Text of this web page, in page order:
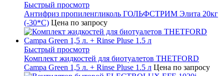
Быстрый просмотр
Антифриз пропиленгликоль ГОЛЬФСТРИМ Элита 20кг
(-30*С) Цена по запросу
Быстрый просмотр
Комплект жидкостей для биотуалетов THETFORD
Campa Green 1,5 л. + Rinse Pluse 1.5 л Цена по запросу